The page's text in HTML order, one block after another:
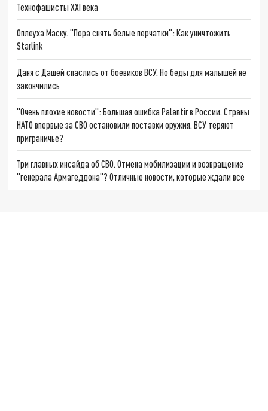
Технофашисты XXI века
Оплеуха Маску. "Пора снять белые перчатки": Как уничтожить
Starlink
Даня с Дашей спаслись от боевиков ВСУ. Но беды для малышей не
закончились
"Очень плохие новости": Большая ошибка Palantir в России. Страны
НАТО впервые за СВО остановили поставки оружия. ВСУ теряют
приграничье?
Три главных инсайда об СВО. Отмена мобилизации и возвращение
"генерала Армагеддона"? Отличные новости, которые ждали все